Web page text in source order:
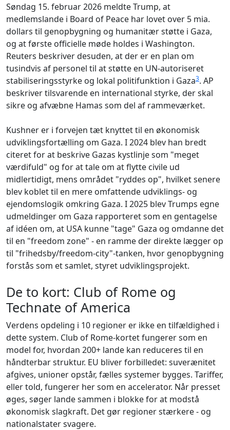
Søndag 15. februar 2026 meldte Trump, at
medlemslande i Board of Peace har lovet over 5 mia.
dollars til genopbygning og humanitær støtte i Gaza,
og at første officielle møde holdes i Washington.
Reuters beskriver desuden, at der er en plan om
tusindvis af personel til at støtte en UN-autoriseret
stabiliseringsstyrke og lokal politifunktion i Gaza3. AP
beskriver tilsvarende en international styrke, der skal
sikre og afvæbne Hamas som del af rammeværket.
Kushner er i forvejen tæt knyttet til en økonomisk
udviklingsfortælling om Gaza. I 2024 blev han bredt
citeret for at beskrive Gazas kystlinje som "meget
værdifuld" og for at tale om at flytte civile ud
midlertidigt, mens området "ryddes op", hvilket senere
blev koblet til en mere omfattende udviklings- og
ejendomslogik omkring Gaza. I 2025 blev Trumps egne
udmeldinger om Gaza rapporteret som en gentagelse
af idéen om, at USA kunne "tage" Gaza og omdanne det
til en "freedom zone" - en ramme der direkte lægger op
til "frihedsby/freedom-city"-tanken, hvor genopbygning
forstås som et samlet, styret udviklingsprojekt.
De to kort: Club of Rome og
Technate of America
Verdens opdeling i 10 regioner er ikke en tilfældighed i
dette system. Club of Rome-kortet fungerer som en
model for, hvordan 200+ lande kan reduceres til en
håndterbar struktur. EU bliver forbilledet: suverænitet
afgives, unioner opstår, fælles systemer bygges. Tariffer,
eller told, fungerer her som en accelerator. Når presset
øges, søger lande sammen i blokke for at modstå
økonomisk slagkraft. Det gør regioner stærkere - og
nationalstater svagere.